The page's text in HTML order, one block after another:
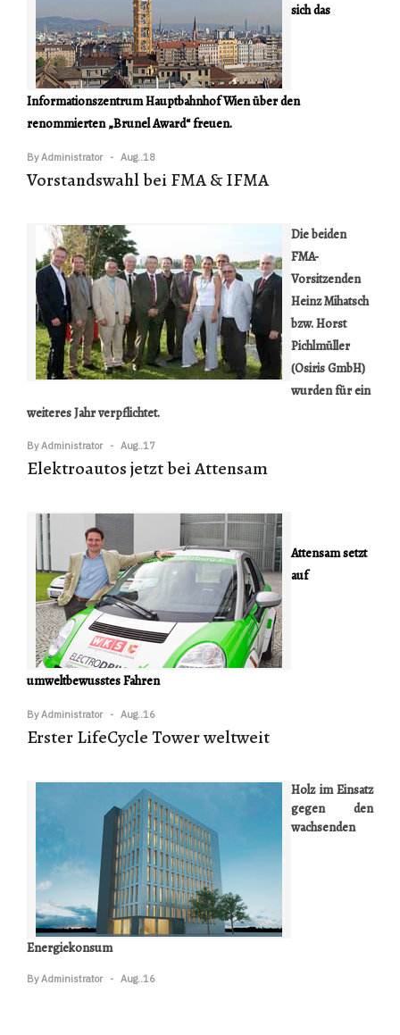
sich das
Informationszentrum Hauptbahnhof Wien über den
renommierten „Brunel Award“ freuen.
ByAdministrator Aug..18
Vorstandswahl bei FMA & IFMA
Die beiden
FMA-
Vorsitzenden
Heinz Mihatsch
bzw.Horst
Pichlmüller
(Osiris GmbH)
wurden für ein
weiteres Jahr verpflichtet.
ByAdministrator Aug..17
Elektroautos jetzt bei Attensam
Attensam setzt
auf
umweltbewusstes Fahren
ByAdministrator Aug..16
Erster LifeCycle Tower weltweit
Holz im Einsatz
gegen den
wachsenden
Energiekonsum
ByAdministrator Aug..16